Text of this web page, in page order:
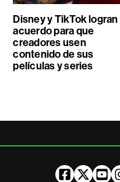
Disney y TikTok logran
acuerdo para que
creadores usen
contenido de sus
películas y series